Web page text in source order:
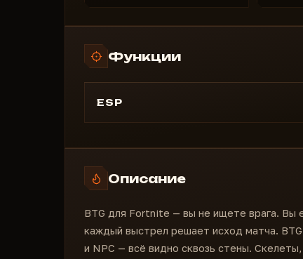
Функции
ESP
Дистанция до цели
Линии до игроков
Отображение дистанции
Описание
BTG для Fortnite — вы не ищете врага. Вы
каждый выстрел решает исход матча.
и NPC — всё видно сквозь стены.